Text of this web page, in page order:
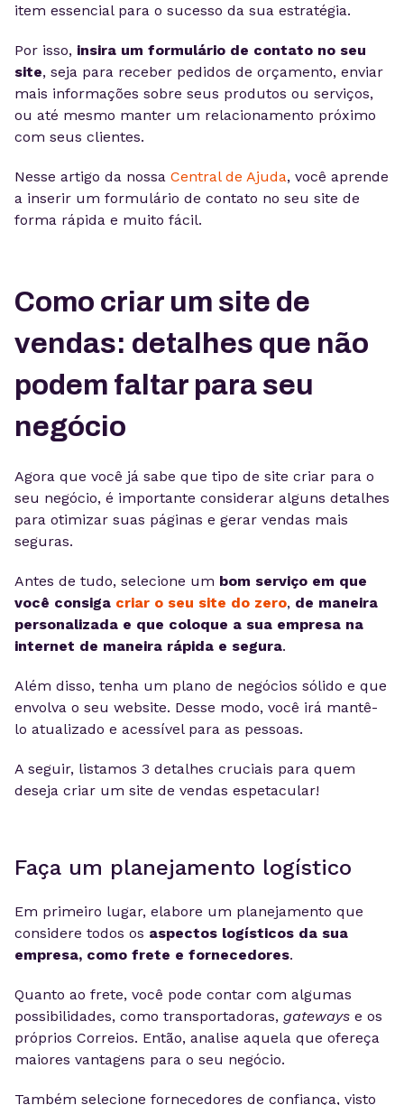
item essencial para o sucesso da sua estratégia.
Por isso, insira um formulário de contato no seu
site, seja para receber pedidos de orçamento, enviar
mais informações sobre seus produtos ou serviços,
ou até mesmo manter um relacionamento próximo
com seus clientes.
Nesse artigo da nossa Central de Ajuda, você aprende
a inserir um formulário de contato no seu site de
forma rápida e muito fácil.
Como criar um site de
vendas: detalhes que não
podem faltar para seu
negócio
Agora que você já sabe que tipo de site criar para o
seu negócio, é importante considerar alguns detalhes
para otimizar suas páginas e gerar vendas mais
seguras.
Antes de tudo, selecione um bom serviço em que
você consiga criar o seu site do zero, de maneira
personalizada e que coloque a sua empresa na
internet de maneira rápida e segura.
Além disso, tenha um plano de negócios sólido e que
envolva o seu website. Desse modo, você irá mantê-
lo atualizado e acessível para as pessoas.
A seguir, listamos 3 detalhes cruciais para quem
deseja criar um site de vendas espetacular!
Faça um planejamento logístico
Em primeiro lugar, elabore um planejamento que
considere todos os aspectos logísticos da sua
empresa, como frete e fornecedores.
Quanto ao frete, você pode contar com algumas
possibilidades, como transportadoras, gateways e os
próprios Correios. Então, analise aquela que ofereça
maiores vantagens para o seu negócio.
Também selecione fornecedores de confiança, visto